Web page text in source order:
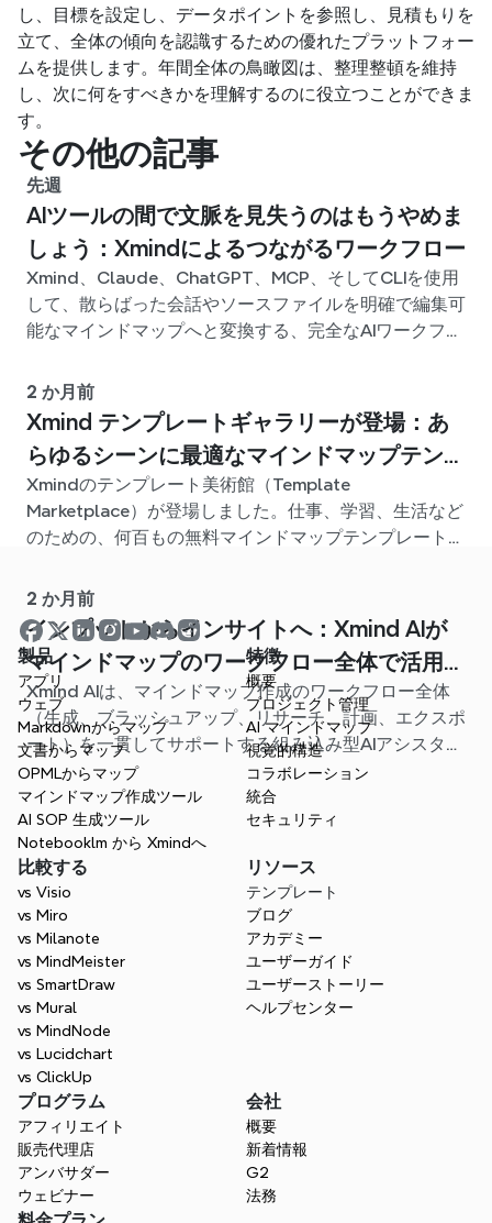
し、目標を設定し、データポイントを参照し、見積もりを
立て、全体の傾向を認識するための優れたプラットフォー
ムを提供します。年間全体の鳥瞰図は、整理整頓を維持
し、次に何をすべきかを理解するのに役立つことができま
す。
その他の記事
先週
AIツールの間で文脈を見失うのはもうやめま
しょう：Xmindによるつながるワークフロー
Xmind、Claude、ChatGPT、MCP、そしてCLIを使用
して、散らばった会話やソースファイルを明確で編集可
能なマインドマップへと変換する、完全なAIワークフロ
2 か月前
Xmind テンプレートギャラリーが登場：あ
らゆるシーンに最適なマインドマップテンプ
レートが見つかります
Xmindのテンプレート美術館（Template
Marketplace）が登場しました。仕事、学習、生活など
のための、何百もの無料マインドマップテンプレートが
から始める手間を省きましょう。
2 か月前
インプットからインサイトへ：Xmind AIが
マインドマップのワークフロー全体で活用で
きるようになりました
Xmind AIは、マインドマップ作成のワークフロー全体
（生成、ブラッシュアップ、リサーチ、計画、エクスポ
ート）を一貫してサポートする組み込み型AIアシスタン
トになりました。マップを閉じることなく、これらすべ
ての操作を実行できます。
製品
アプリ
ウェブ
Markdownからマップ
文書からマップ
OPMLからマップ
マインドマップ作成ツール
AI SOP 生成ツール
Notebooklm から Xmindへ
特徴
概要
プロジェクト管理
AI マインドマップ
視覚的構造
コラボレーション
統合
セキュリティ
比較する
vs Visio
vs Miro
vs Milanote
vs MindMeister
vs SmartDraw
vs Mural
vs MindNode
vs Lucidchart
vs ClickUp
リソース
テンプレート
ブログ
アカデミー
ユーザーガイド
ユーザーストーリー
ヘルプセンター
プログラム
アフィリエイト
販売代理店
アンバサダー
ウェビナー
会社
概要
新着情報
G2
法務